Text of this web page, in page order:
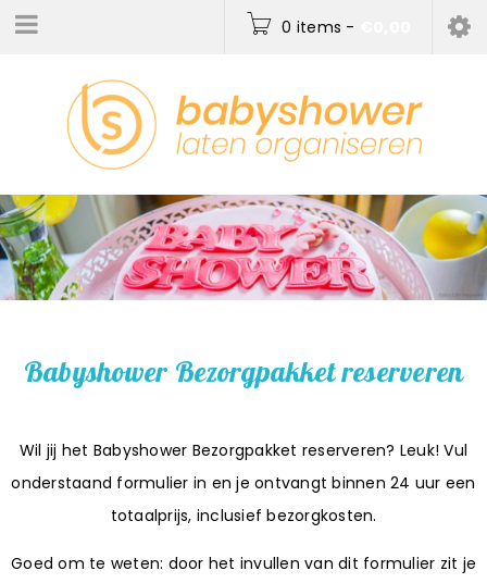
0 items -
Babyshower Bezorgpakket reserveren
Wil jij het Babyshower Bezorgpakket reserveren? Leuk! Vul
onderstaand formulier in en je ontvangt binnen 24 uur een
totaalprijs, inclusief bezorgkosten.
Goed om te weten: door het invullen van dit formulier zit je